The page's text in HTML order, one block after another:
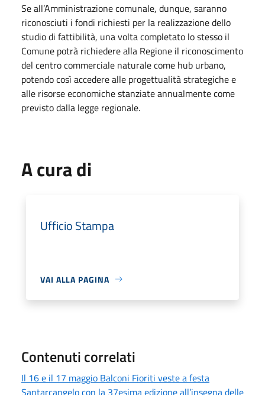
Se all’Amministrazione comunale, dunque, saranno
riconosciuti i fondi richiesti per la realizzazione dello
studio di fattibilità, una volta completato lo stesso il
Comune potrà richiedere alla Regione il riconoscimento
del centro commerciale naturale come hub urbano,
potendo così accedere alle progettualità strategiche e
alle risorse economiche stanziate annualmente come
previsto dalla legge regionale.
A cura di
Ufficio Stampa
VAI ALLA PAGINA
Contenuti correlati
Il 16 e il 17 maggio Balconi Fioriti veste a festa
Santarcangelo con la 37esima edizione all’insegna delle